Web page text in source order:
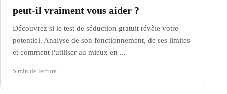
peut-il vraiment vous aider ?
Découvrez si le test de séduction gratuit révèle votre
potentiel. Analyse de son fonctionnement, de ses limites
et comment l'utiliser au mieux en ...
5 min de lecture